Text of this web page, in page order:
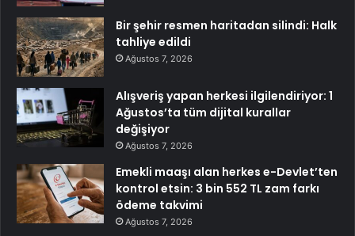
Bir şehir resmen haritadan silindi: Halk
tahliye edildi
Ağustos 7, 2026
Alışveriş yapan herkesi ilgilendiriyor: 1
Ağustos’ta tüm dijital kurallar
değişiyor
Ağustos 7, 2026
Emekli maaşı alan herkes e-Devlet’ten
kontrol etsin: 3 bin 552 TL zam farkı
ödeme takvimi
Ağustos 7, 2026